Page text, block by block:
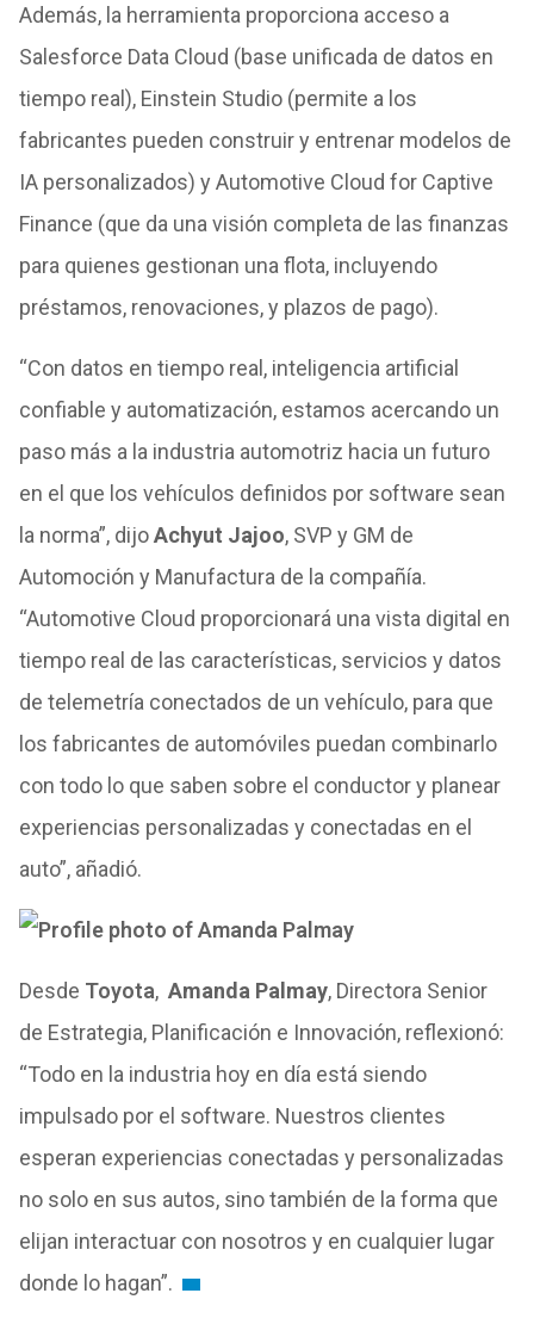
Además, la herramienta proporciona acceso a
Salesforce Data Cloud (base unificada de datos en
tiempo real), Einstein Studio (permite a los
fabricantes pueden construir y entrenar modelos de
IA personalizados) y Automotive Cloud for Captive
Finance (que da una visión completa de las finanzas
para quienes gestionan una flota, incluyendo
préstamos, renovaciones, y plazos de pago).
“Con datos en tiempo real, inteligencia artificial
confiable y automatización, estamos acercando un
paso más a la industria automotriz hacia un futuro
en el que los vehículos definidos por software sean
la norma”, dijoAchyut Jajoo, SVP y GM de
Automoción y Manufactura de la compañía.
“Automotive Cloud proporcionará una vista digital en
tiempo real de las características, servicios y datos
de telemetría conectados de un vehículo, para que
los fabricantes de automóviles puedan combinarlo
con todo lo que saben sobre el conductor y planear
experiencias personalizadas y conectadas en el
auto”, añadió.
Desde Toyota, Amanda Palmay, Directora Senior
de Estrategia, Planificación e Innovación, reflexionó:
“Todo en la industria hoy en día está siendo
impulsado por el software. Nuestros clientes
esperan experiencias conectadas y personalizadas
no solo en sus autos, sino también de la forma que
elijan interactuar con nosotros y en cualquier lugar
donde lo hagan”.